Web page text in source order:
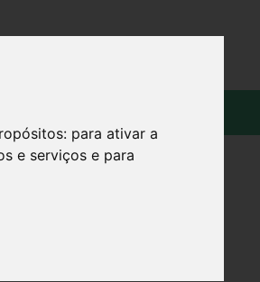
para ativar a
e serviços e para